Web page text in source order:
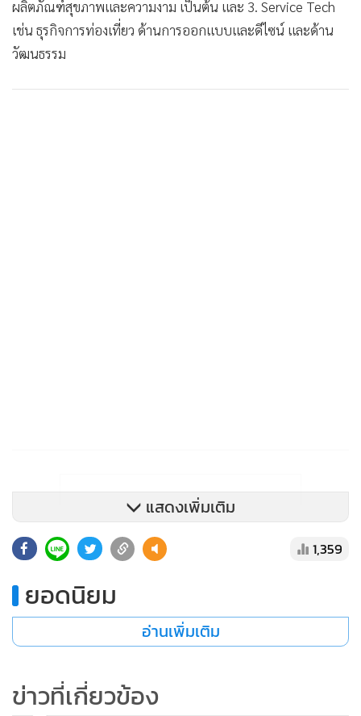
ผลิตภัณฑ์สุขภาพและความงาม เป็นต้น และ 3. Service Tech
เช่น ธุรกิจการท่องเที่ยว ด้านการออกแบบและดีไซน์ และด้าน
วัฒนธรรม
แสดงเพิ่มเติม
1,359
ยอดนิยม
อ่านเพิ่มเติม
ข่าวที่เกี่ยวข้อง